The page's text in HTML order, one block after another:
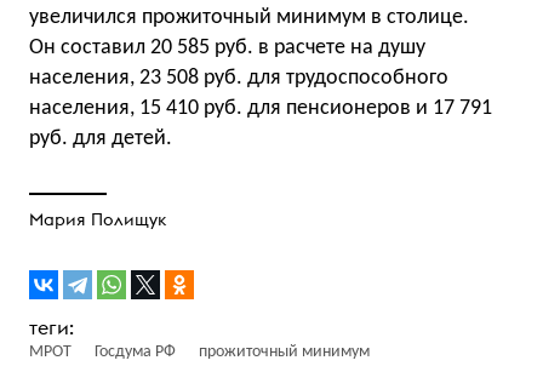
увеличился прожиточный минимум в столице.
Он составил 20 585 руб. в расчете на душу
населения, 23 508 руб. для трудоспособного
населения, 15 410 руб. для пенсионеров и 17 791
руб. для детей.
Мария Полищук
МРОТ Госдума РФ прожиточный минимум